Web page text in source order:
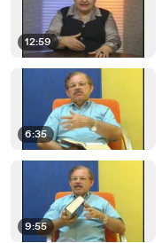
12:59
6:35
9:55